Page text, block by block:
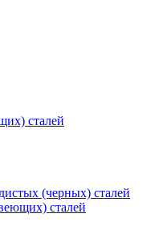
сталей
(черных) сталей
сталей